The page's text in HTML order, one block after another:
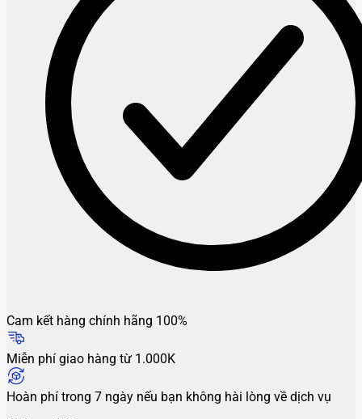
Cam kết hàng chính hãng 100%
Miễn phí giao hàng từ 1.000K
Hoàn phí trong 7 ngày nếu bạn không hài lòng về dịch vụ